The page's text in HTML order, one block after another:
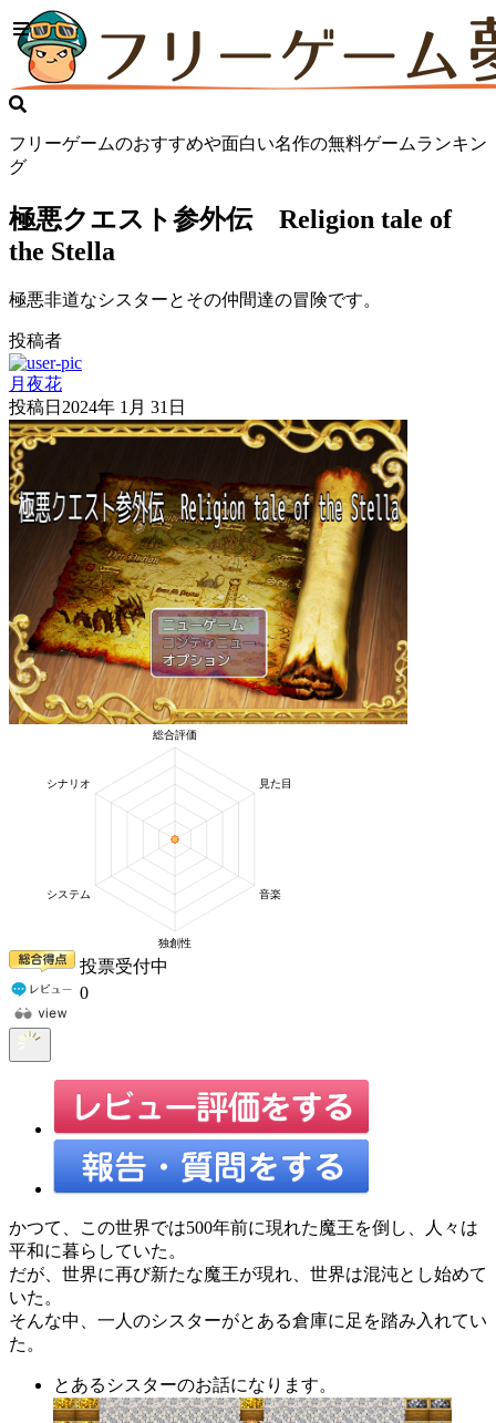
フリーゲームのおすすめや面白い名作の無料ゲームランキン
グ
極悪クエスト参外伝 Religion tale of
the Stella
極悪非道なシスターとその仲間達の冒険です。
投稿者
月夜花
投稿日 2024年 1月 31日
投票受付中
0
かつて、この世界では500年前に現れた魔王を倒し、人々は
平和に暮らしていた。
だが、世界に再び新たな魔王が現れ、世界は混沌とし始めて
いた。
そんな中、一人のシスターがとある倉庫に足を踏み入れてい
た。
とあるシスターのお話になります。